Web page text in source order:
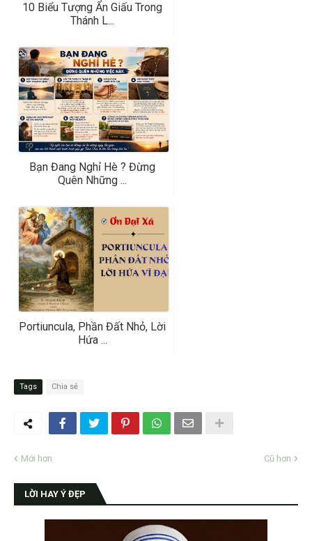
10 Biểu Tượng Ẩn Giấu Trong
Thánh L...
Bạn Đang Nghỉ Hè ? Đừng
Quên Những ...
Portiuncula, Phần Đất Nhỏ, Lời
Hứa ...
Tags Chia sẻ
Mới hơn Cũ hơn
LỜI HAY Ý ĐẸP